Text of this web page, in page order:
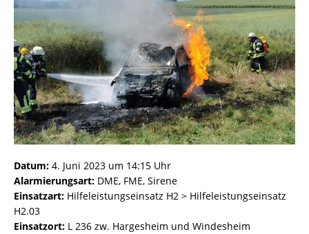
Datum: 4. Juni 2023 um 14:15 Uhr
Alarmierungsart: DME, FME, Sirene
Einsatzart: Hilfeleistungseinsatz H2 > Hilfeleistungseinsatz
H2.03
Einsatzort: L 236 zw. Hargesheim und Windesheim